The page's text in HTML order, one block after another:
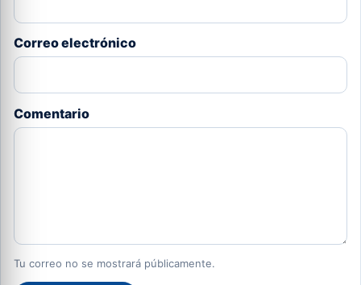
Correo electrónico
Comentario
Tu correo no se mostrará públicamente.